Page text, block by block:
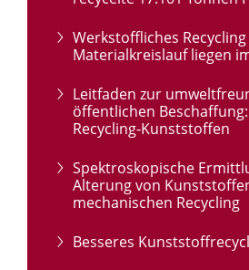
Werkstoffliches
Materialkreislauf liegen
Leitfaden zur
öffentlichen
Recycling-Kunststoffen
Spektroskopische
Alterung von
mechanischen Recycling
Besseres